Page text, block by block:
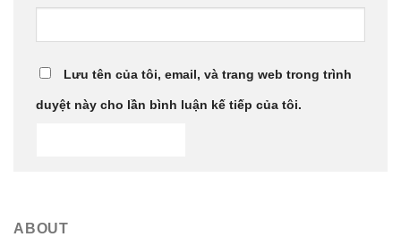
Lưu tên của tôi, email, và trang web trong trình
duyệt này cho lần bình luận kế tiếp của tôi.
ABOUT